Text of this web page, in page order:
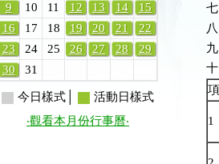
9
10 11 12 13 14
15
16
17 18 19 20 21
22
23
24 25 26 27 28
29
30
31
今日樣式│
活動日樣式
‧觀看本月份行事曆‧
1